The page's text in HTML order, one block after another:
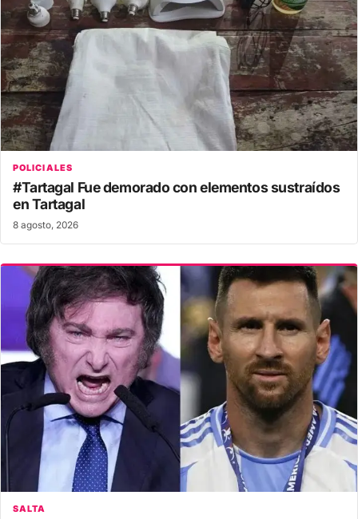
POLICIALES
#Tartagal Fue demorado con elementos sustraídos
en Tartagal
8 agosto, 2026
SALTA